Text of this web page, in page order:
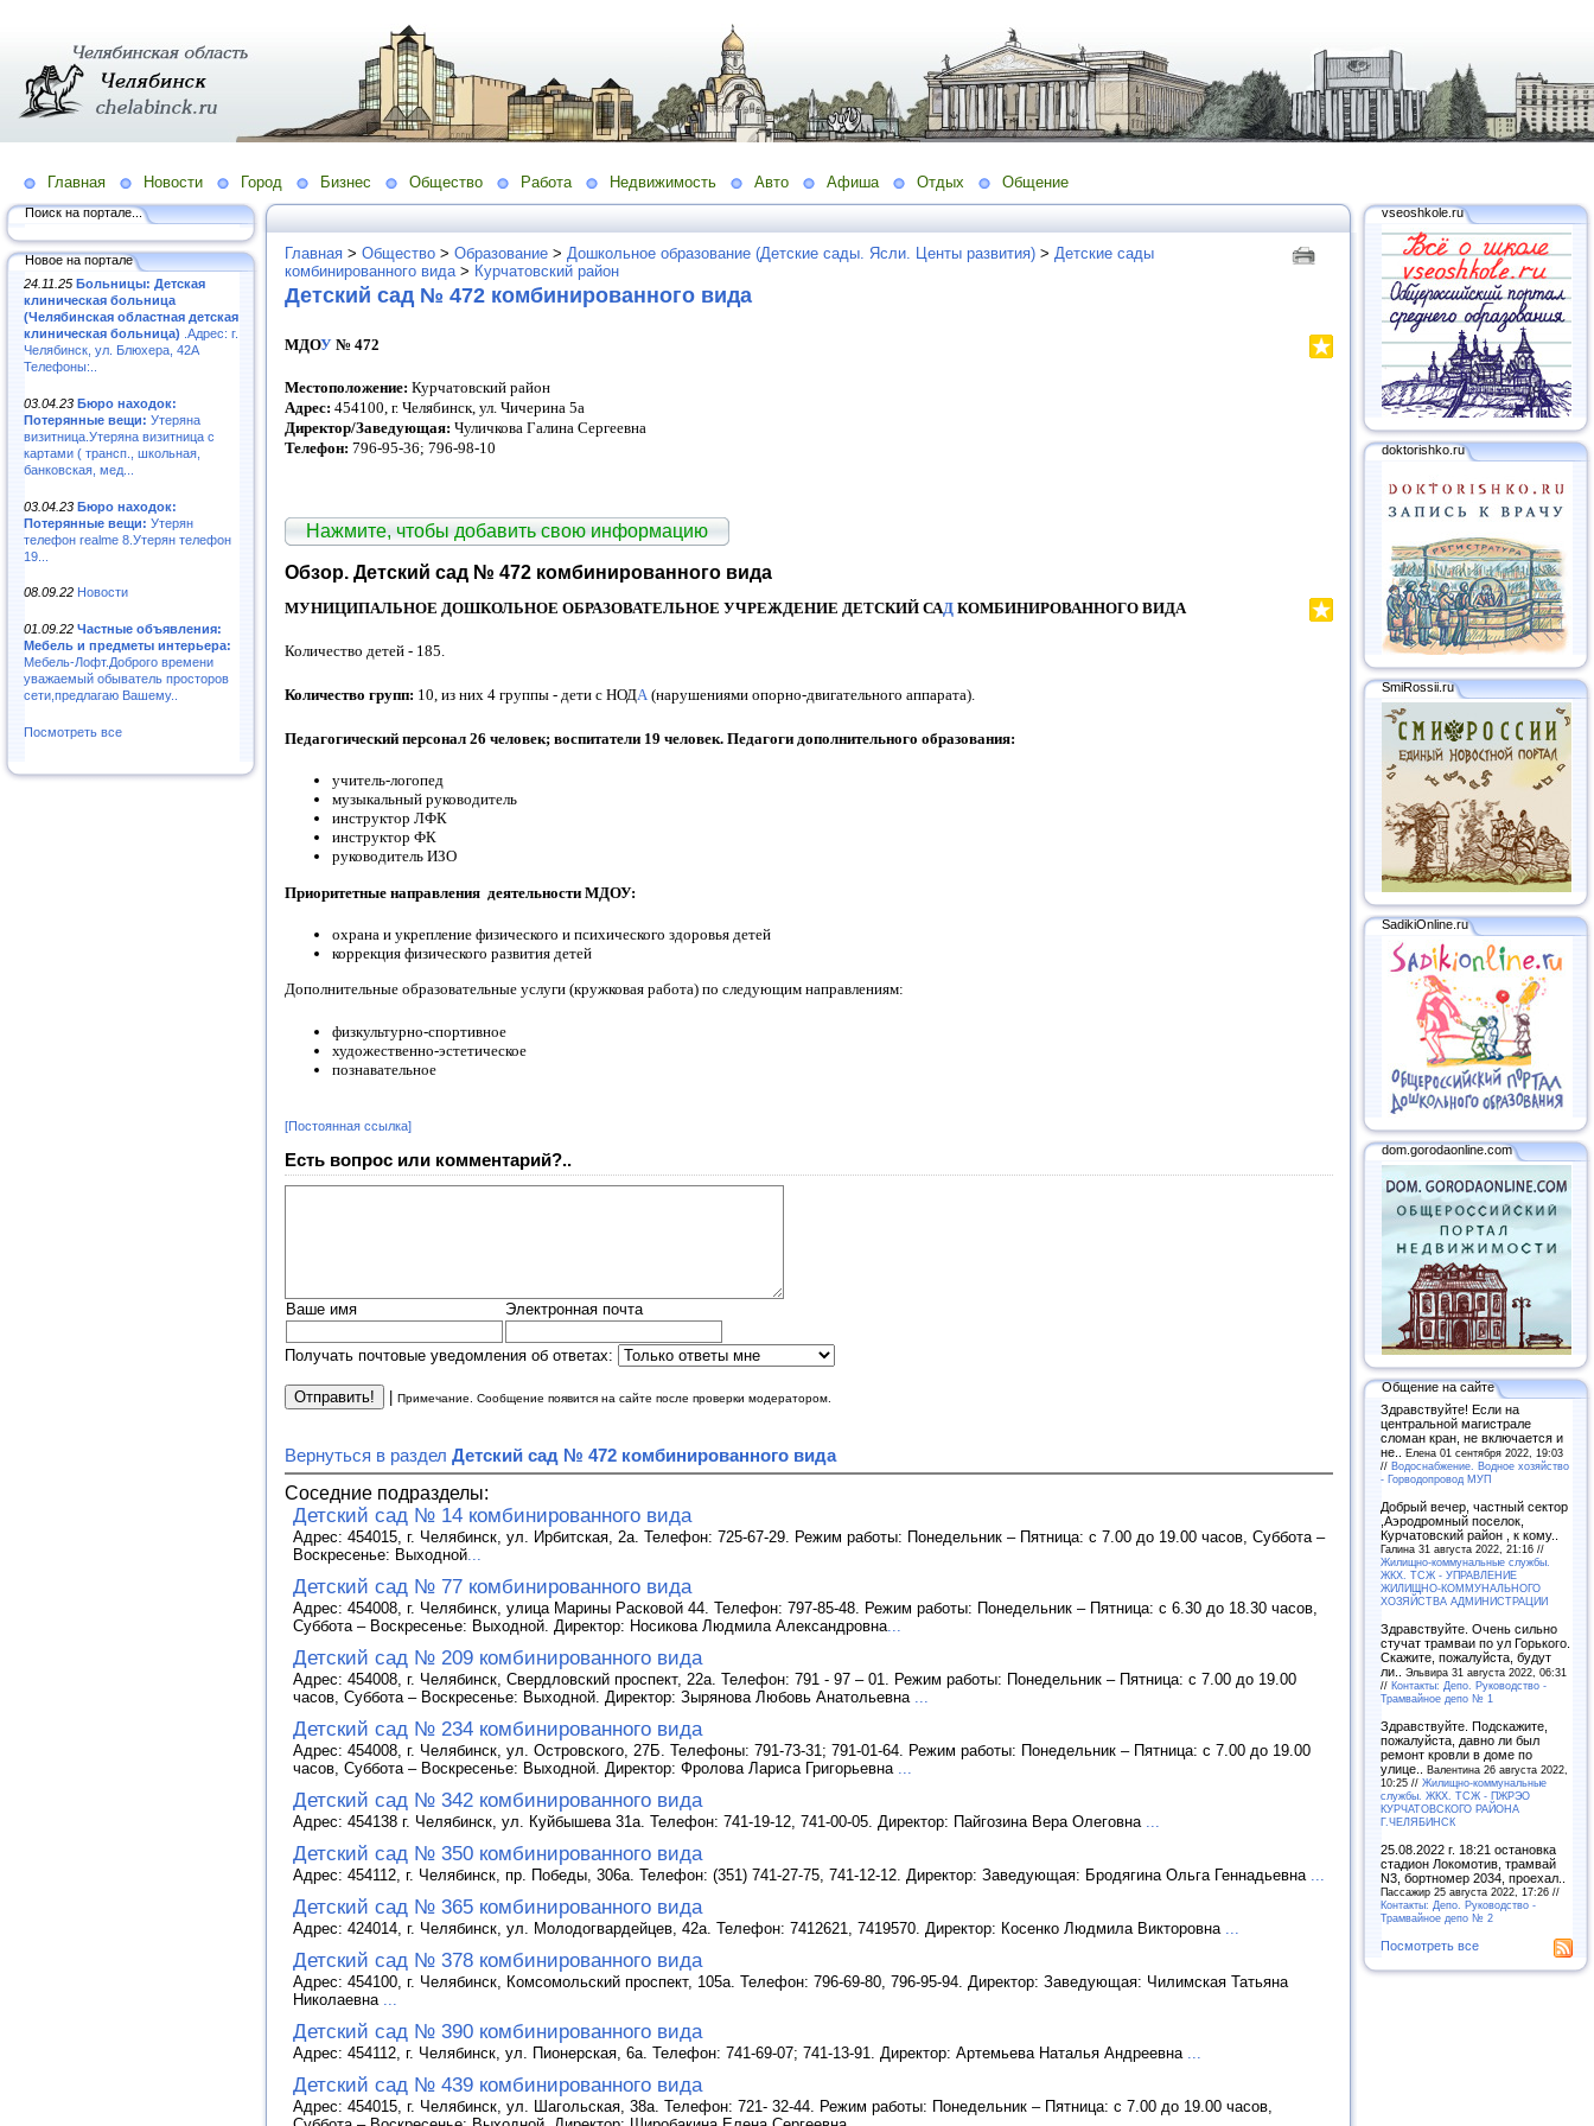
Главная Новости Город Бизнес Общество Работа Недвижимость Авто Афиша Отдых Общение
Поиск на портале...
Новое на портале
24.11.25 Больницы: Детская
клиническая больница
(Челябинская областная детская
клиническая больница) .Адрес: г.
Челябинск, ул. Блюхера, 42А
Телефоны:..
03.04.23 Бюро находок:
Потерянные вещи: Утеряна
визитница.Утеряна визитница с
картами ( трансп., школьная,
банковская, мед...
03.04.23 Бюро находок:
Потерянные вещи: Утерян
телефон realme 8.Утерян телефон
19...
08.09.22 Новости
01.09.22 Частные объявления:
Мебель и предметы интерьера:
Мебель-Лофт.Доброго времени
уважаемый обыватель просторов
сети,предлагаю Вашему..
Посмотреть все
Главная > Общество > Образование > Дошкольное образование (Детские сады. Ясли. Центы развития) > Детские сады
комбинированного вида > Курчатовский район
Детский сад № 472 комбинированного вида
МДОУ № 472
Местоположение: Курчатовский район
Адрес: 454100, г. Челябинск, ул. Чичерина 5а
Директор/Заведующая: Чуличкова Галина Сергеевна
Телефон: 796-95-36; 796-98-10
Нажмите, чтобы добавить свою информацию
Обзор. Детский сад № 472 комбинированного вида
МУНИЦИПАЛЬНОЕ ДОШКОЛЬНОЕ ОБРАЗОВАТЕЛЬНОЕ УЧРЕЖДЕНИЕ ДЕТСКИЙ САД КОМБИНИРОВАННОГО ВИДА
Количество детей - 185.
Количество групп: 10, из них 4 группы - дети с НОДА (нарушениями опорно-двигательного аппарата).
Педагогический персонал 26 человек; воспитатели 19 человек. Педагоги дополнительного образования:
учитель-логопед
музыкальный руководитель
инструктор ЛФК
инструктор ФК
руководитель ИЗО
Приоритетные направления деятельности МДОУ:
охрана и укрепление физического и психического здоровья детей
коррекция физического развития детей
Дополнительные образовательные услуги (кружковая работа) по следующим направлениям:
физкультурно-спортивное
художественно-эстетическое
познавательное
[Постоянная ссылка]
Есть вопрос или комментарий?..
Ваше имя Электронная почта
Получать почтовые уведомления об ответах:
| Примечание. Сообщение появится на сайте после проверки модератором.
Вернуться в раздел Детский сад № 472 комбинированного вида
Соседние подразделы:
Детский сад № 14 комбинированного вида
Адрес: 454015, г. Челябинск, ул. Ирбитская, 2а. Телефон: 725-67-29. Режим работы: Понедельник – Пятница: с 7.00 до 19.00 часов, Суббота –
Воскресенье: Выходной
Детский сад № 77 комбинированного вида
Адрес: 454008, г. Челябинск, улица Марины Расковой 44. Телефон: 797-85-48. Режим работы: Понедельник – Пятница: с 6.30 до 18.30 часов,
Суббота – Воскресенье: Выходной. Директор: Носикова Людмила Александровна
Детский сад № 209 комбинированного вида
Адрес: 454008, г. Челябинск, Свердловский проспект, 22а. Телефон: 791 - 97 – 01. Режим работы: Понедельник – Пятница: с 7.00 до 19.00
часов, Суббота – Воскресенье: Выходной. Директор: Зырянова Любовь Анатольевна
Детский сад № 234 комбинированного вида
Адрес: 454008, г. Челябинск, ул. Островского, 27Б. Телефоны: 791-73-31; 791-01-64. Режим работы: Понедельник – Пятница: с 7.00 до 19.00
часов, Суббота – Воскресенье: Выходной. Директор: Фролова Лариса Григорьевна
Детский сад № 342 комбинированного вида
Адрес: 454138 г. Челябинск, ул. Куйбышева 31а. Телефон: 741-19-12, 741-00-05. Директор: Пайгозина Вера Олеговна
Детский сад № 350 комбинированного вида
Адрес: 454112, г. Челябинск, пр. Победы, 306а. Телефон: (351) 741-27-75, 741-12-12. Директор: Заведующая: Бродягина Ольга Геннадьевна
Детский сад № 365 комбинированного вида
Адрес: 424014, г. Челябинск, ул. Молодогвардейцев, 42а. Телефон: 7412621, 7419570. Директор: Косенко Людмила Викторовна
Детский сад № 378 комбинированного вида
Адрес: 454100, г. Челябинск, Комсомольский проспект, 105а. Телефон: 796-69-80, 796-95-94. Директор: Заведующая: Чилимская Татьяна
Николаевна
Детский сад № 390 комбинированного вида
Адрес: 454112, г. Челябинск, ул. Пионерская, 6а. Телефон: 741-69-07; 741-13-91. Директор: Артемьева Наталья Андреевна
Детский сад № 439 комбинированного вида
Адрес: 454015, г. Челябинск, ул. Шагольская, 38а. Телефон: 721- 32-44. Режим работы: Понедельник – Пятница: с 7.00 до 19.00 часов,
vseoshkole.ru
doktorishko.ru
SmiRossii.ru
SadikiOnline.ru
dom.gorodaonline.com
Общение на сайте
Здравствуйте! Если на
центральной магистрале
сломан кран, не включается и
не.. Елена 01 сентября 2022, 19:03
// Водоснабжение. Водное хозяйство
- Горводопровод МУП
Добрый вечер, частный сектор
,Аэродромный поселок,
Курчатовский район , к кому..
Галина 31 августа 2022, 21:16 //
Жилищно-коммунальные службы.
ЖКХ. ТСЖ - УПРАВЛЕНИЕ
ЖИЛИЩНО-КОММУНАЛЬНОГО
ХОЗЯЙСТВА АДМИНИСТРАЦИИ
Здравствуйте. Очень сильно
стучат трамваи по ул Горького.
Скажите, пожалуйста, будут
ли.. Эльвира 31 августа 2022, 06:31
// Контакты: Депо. Руководство -
Трамвайное депо № 1
Здравствуйте. Подскажите,
пожалуйста, давно ли был
ремонт кровли в доме по
улице.. Валентина 26 августа 2022,
10:25 // Жилищно-коммунальные
службы. ЖКХ. ТСЖ - ПЖРЭО
КУРЧАТОВСКОГО РАЙОНА
Г.ЧЕЛЯБИНСК
25.08.2022 г. 18:21 остановка
стадион Локомотив, трамвай
N3, бортномер 2034, проехал..
Пассажир 25 августа 2022, 17:26 //
Контакты: Депо. Руководство -
Трамвайное депо № 2
Посмотреть все